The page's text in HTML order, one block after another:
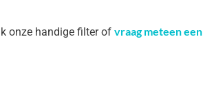
onze handige filter of vraag meteen een